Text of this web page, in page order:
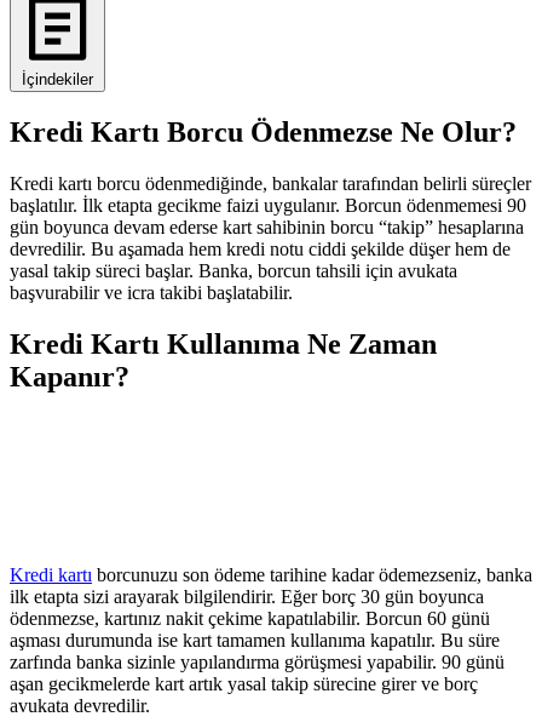
İçindekiler
Kredi Kartı Borcu Ödenmezse Ne Olur?
Kredi kartı borcu ödenmediğinde, bankalar tarafından belirli süreçler
başlatılır. İlk etapta gecikme faizi uygulanır. Borcun ödenmemesi 90
gün boyunca devam ederse kart sahibinin borcu “takip” hesaplarına
devredilir. Bu aşamada hem kredi notu ciddi şekilde düşer hem de
yasal takip süreci başlar. Banka, borcun tahsili için avukata
başvurabilir ve icra takibi başlatabilir.
Kredi Kartı Kullanıma Ne Zaman
Kapanır?
Kredi kartı borcunuzu son ödeme tarihine kadar ödemezseniz, banka
ilk etapta sizi arayarak bilgilendirir. Eğer borç 30 gün boyunca
ödenmezse, kartınız nakit çekime kapatılabilir. Borcun 60 günü
aşması durumunda ise kart tamamen kullanıma kapatılır. Bu süre
zarfında banka sizinle yapılandırma görüşmesi yapabilir. 90 günü
aşan gecikmelerde kart artık yasal takip sürecine girer ve borç
avukata devredilir.